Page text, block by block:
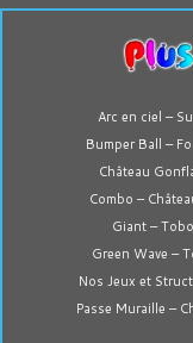
Arc en ciel –
Bumper Ball –
Château
Combo –
Giant –
Green Wave –
Nos Jeux et
Passe Muraille –